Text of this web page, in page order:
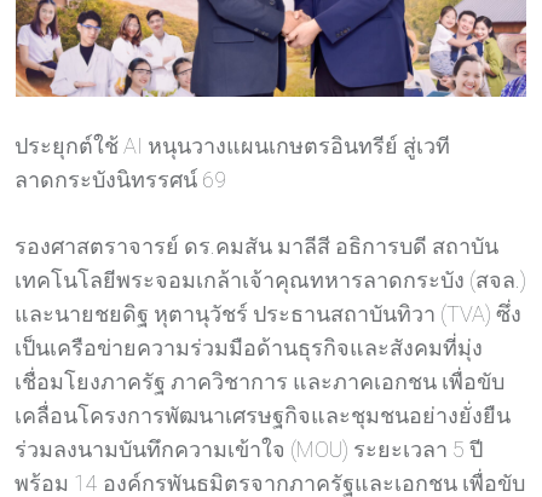
ประยุกต์ใช้ AI หนุนวางแผนเกษตรอินทรีย์ สู่เวที
ลาดกระบังนิทรรศน์ 69
รองศาสตราจารย์ ดร.คมสัน มาลีสี อธิการบดี สถาบัน
เทคโนโลยีพระจอมเกล้าเจ้าคุณทหารลาดกระบัง (สจล.)
และนายชยดิฐ หุตานุวัชร์ ประธานสถาบันทิวา (TVA) ซึ่ง
เป็นเครือข่ายความร่วมมือด้านธุรกิจและสังคมที่มุ่ง
เชื่อมโยงภาครัฐ ภาควิชาการ และภาคเอกชน เพื่อขับ
เคลื่อนโครงการพัฒนาเศรษฐกิจและชุมชนอย่างยั่งยืน
ร่วมลงนามบันทึกความเข้าใจ (MOU) ระยะเวลา 5 ปี
พร้อม 14 องค์กรพันธมิตรจากภาครัฐและเอกชน เพื่อขับ